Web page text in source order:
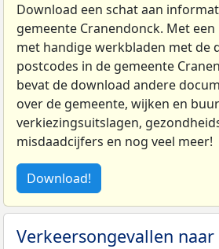
Download een schat aan
gemeente Cranendonck. Met een
met handige werkbladen met de
postcodes in de gemeente
bevat de download andere
over de gemeente, wijken en
verkiezingsuitslagen,
misdaadcijfers en nog veel meer!
Download!
Verkeersongevallen